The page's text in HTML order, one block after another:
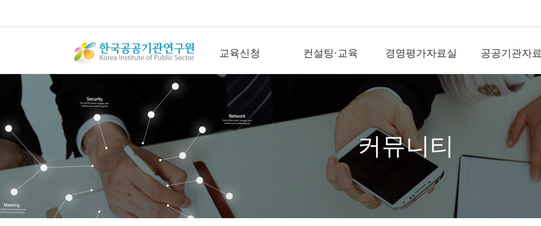
교육신청 컨설팅·교육 경영평가자료실 공공기관자
교육신청
공개교육신청
컨퍼런스신청
직무관리사(SME)신
연간회원신청
수강후기
갤러리
문의
직무전문가(SME)자
경평교수섭외
전문교육위탁(워크
경영평가/자문
지표개발/개선
전략수립/경영ESG
경영평가자료실
국가공공기관평가
기타공공기관평가
지방공기업평가
출자출연기관평가
역대평가위원
공공
공공기관뉴
국가기관자
지방기관자
공공정보
영상/사진
커뮤니티